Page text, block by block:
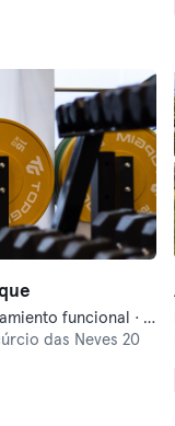
Barre · Boxeo · Entrenamiento funcional · Entrenamiento personal · Hyrox · Pilates · Yoga
das Neves 20